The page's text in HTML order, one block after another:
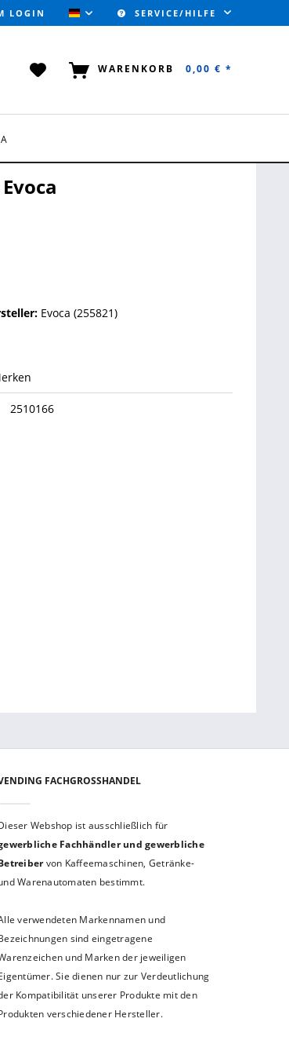
LOGIN VALVOTEC (DEUTSCH)
SERVICE/HILFE
WARENKORB 0,00 € *
Evoca (255821)
2510166
FACHGROSSHANDEL
Webshop ist aus­schließ­lich für
Fach­händler und gewerb­liche
von Kaffeemaschinen, Getränke-
Warenautomaten bestimmt.
verwendeten Markennamen und
sind eingetragene
und Marken der jeweiligen
Sie dienen nur zur Verdeutlichung
Kompatibilität unserer Produkte mit den
verschiedener Hersteller.